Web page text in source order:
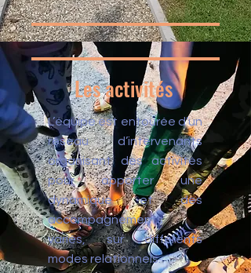
Les activités
L’équipe est entourée d’un
réseau d’intervenants
organisant des activités
pour apporter une
dynamique et des
accompagnements
variés, sur différents
modes relationnels.